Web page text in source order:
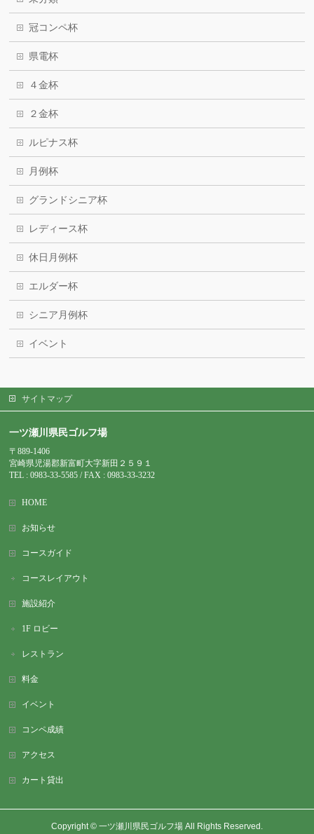
冠コンペ杯
県電杯
４金杯
２金杯
ルピナス杯
月例杯
グランドシニア杯
レディース杯
休日月例杯
エルダー杯
シニア月例杯
イベント
サイトマップ
一ツ瀬川県民ゴルフ場
〒889-1406
宮崎県児湯郡新富町大字新田２５９１
TEL : 0983-33-5585 / FAX : 0983-33-3232
HOME
お知らせ
コースガイド
コースレイアウト
施設紹介
1F ロビー
レストラン
料金
イベント
コンペ成績
アクセス
カート貸出
Copyright © 一ツ瀬川県民ゴルフ場All Rights Reserved.